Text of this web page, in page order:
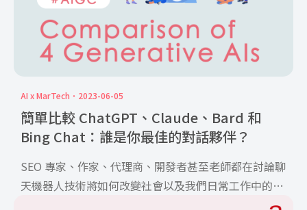
AI x MarTech 2023-06-05
簡單比較 ChatGPT、Claude、Bard 和
Bing Chat：誰是你最佳的對話夥伴？
SEO 專家、作家、代理商、開發者甚至老師都在討論聊
天機器人技術將如何改變社會以及我們日常工作中的影